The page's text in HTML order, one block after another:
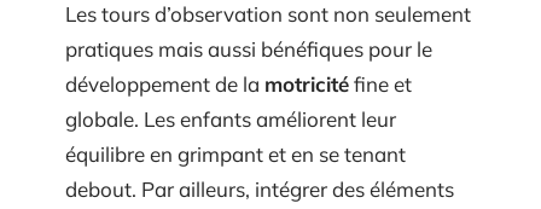
Les tours d’observation sont non seulement
pratiques mais aussi bénéfiques pour le
développement de la motricitéfine et
globale. Les enfants améliorent leur
équilibre en grimpant et en se tenant
debout. Par ailleurs, intégrer des éléments